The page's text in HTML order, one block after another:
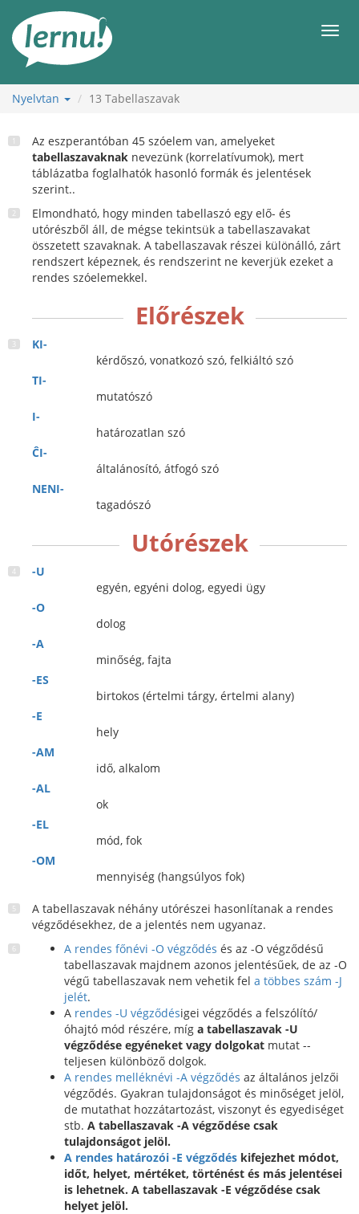
Nyelvtan 13 Tabellaszavak
Az eszperantóban 45 szóelem van, amelyeket
tabellaszavaknak nevezünk (korrelatívumok), mert
táblázatba foglalhatók hasonló formák és jelentések
szerint..
Elmondható, hogy minden tabellaszó egy elő- és
utórészből áll, de mégse tekintsük a tabellaszavakat
összetett szavaknak. A tabellaszavak részei különálló, zárt
rendszert képeznek, és rendszerint ne keverjük ezeket a
rendes szóelemekkel.
Előrészek
KI-
kérdőszó, vonatkozó szó, felkiáltó szó
TI-
mutatószó
I-
határozatlan szó
ĈI-
általánosító, átfogó szó
NENI-
tagadószó
Utórészek
-U
egyén, egyéni dolog, egyedi ügy
-O
dolog
-A
minőség, fajta
-ES
birtokos (értelmi tárgy, értelmi alany)
-E
hely
-AM
idő, alkalom
-AL
ok
-EL
mód, fok
-OM
mennyiség (hangsúlyos fok)
A tabellaszavak néhány utórészei hasonlítanak a rendes
végződésekhez, de a jelentés nem ugyanaz.
A rendes főnévi -O végződés és az -O végződésű
tabellaszavak majdnem azonos jelentésűek, de az -O
végű tabellaszavak nem vehetik fel a többes szám -J
jelét.
A rendes -U végződésigei végződés a felszólító/
óhajtó mód részére, míg a tabellaszavak -U
végződése egyéneket vagy dolgokat mutat --
teljesen különböző dolgok.
A rendes melléknévi -A végződés az általános jelzői
végződés. Gyakran tulajdonságot és minőséget jelöl,
de mutathat hozzátartozást, viszonyt és egyediséget
stb. A tabellaszavak -A végződése csak
tulajdonságot jelöl.
A rendes határozói -E végződés kifejezhet módot,
időt, helyet, mértéket, történést és más jelentései
is lehetnek. A tabellaszavak -E végződése csak
helyet jelöl.